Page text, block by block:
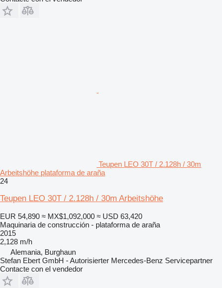
Teupen LEO 30T / 2.128h / 30m
Arbeitshöhe plataforma de araña
24
Teupen LEO 30T / 2.128h / 30m Arbeitshöhe
EUR 54,890 ≈ MX$1,092,000 ≈ USD 63,420
Maquinaria de construcción - plataforma de araña
2015
2,128 m/h
Alemania, Burghaun
Stefan Ebert GmbH - Autorisierter Mercedes-Benz Servicepartner
Contacte con el vendedor